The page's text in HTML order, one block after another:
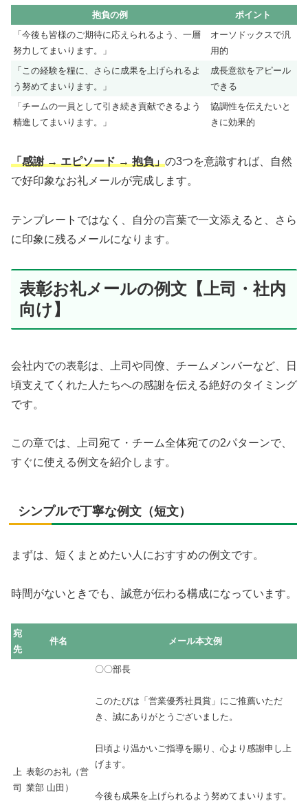
抱負の例
ポイント
「今後も皆様のご期待に応えられるよう、一層
努力してまいります。」
オーソドックスで汎
用的
「この経験を糧に、さらに成果を上げられるよ
う努めてまいります。」
成長意欲をアピール
できる
「チームの一員として引き続き貢献できるよう
精進してまいります。」
協調性を伝えたいと
きに効果的
「感謝 → エピソード → 抱負」の3つを意識すれば、自然
で好印象なお礼メールが完成します。
テンプレートではなく、自分の言葉で一文添えると、さら
に印象に残るメールになります。
表彰お礼メールの例文【上司・社内
向け】
会社内での表彰は、上司や同僚、チームメンバーなど、日
頃支えてくれた人たちへの感謝を伝える絶好のタイミング
です。
この章では、上司宛て・チーム全体宛ての2パターンで、
すぐに使える例文を紹介します。
シンプルで丁寧な例文（短文）
まずは、短くまとめたい人におすすめの例文です。
時間がないときでも、誠意が伝わる構成になっています。
宛
先
件名 メール本文例
上
司
表彰のお礼（営
業部 山田）
〇〇部長
このたびは「営業優秀社員賞」にご推薦いただ
き、誠にありがとうございました。
日頃より温かいご指導を賜り、心より感謝申し上
げます。
今後も成果を上げられるよう努めてまいります。